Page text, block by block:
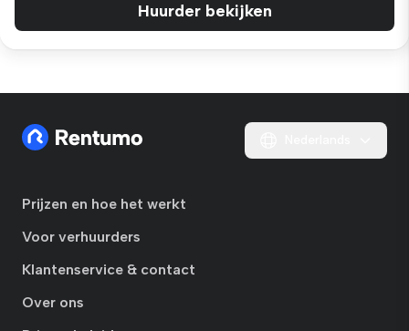
Huurder bekijken
Prijzen en hoe het werkt
Voor verhuurders
Klantenservice & contact
Over ons